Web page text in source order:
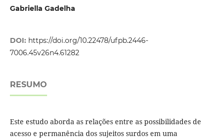
Gabriella Gadelha
DOI: https://doi.org/10.22478/ufpb.2446-
7006.45v26n4.61282
RESUMO
Este estudo aborda as relações entre as possibilidades de
acesso e permanência dos sujeitos surdos em uma